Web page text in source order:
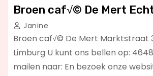
Broen caf√© De Mert
Janine
Broen caf√© De Mert Marktstraat 3
Limburg U kunt ons bellen op:
mailen naar: En bezoek onze